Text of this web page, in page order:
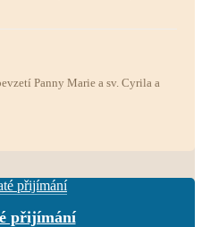
Panny Marie a sv. Cyrila a
přijímání